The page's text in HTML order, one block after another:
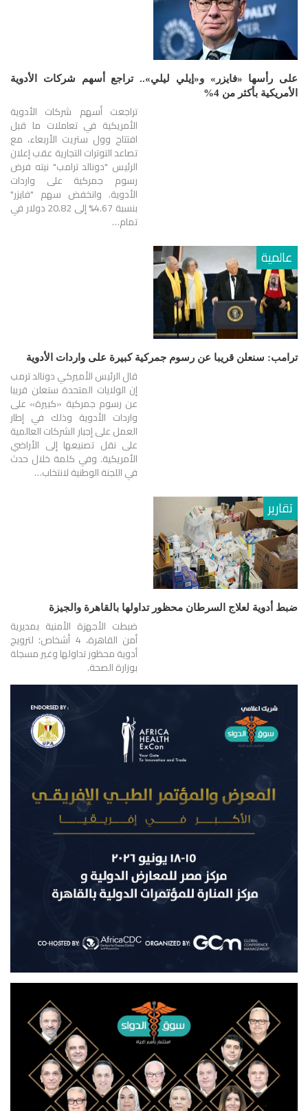
على رأسها «فايزر» و«إيلي ليلي».. تراجع أسهم شركات الأدوية
الأمريكية بأكثر من 4%
تراجعت أسهم شركات الأدوية
الأمريكية في تعاملات ما قبل
افتتاح وول ستريت الأربعاء، مع
تصاعد التوترات التجارية عقب إعلان
الرئيس "دونالد ترامب" نيته فرض
رسوم جمركية على واردات
الأدوية. وانخفض سهم "فايزر"
بنسبة 4.67% إلى 20.82 دولار في
تمام…
عالمية
ترامب: سنعلن قريبا عن رسوم جمركية كبيرة على واردات الأدوية
قال الرئيس الأميركي دونالد ترمب
إن الولايات المتحدة ستعلن قريبا
عن رسوم جمركية «كبيرة» على
واردات الأدوية وذلك في إطار
العمل على إجبار الشركات العالمية
على نقل تصنيعها إلى الأراضي
الأمريكية. وفي كلمة خلال حدث
في اللجنة الوطنية لانتخاب…
تقارير
ضبط أدوية لعلاج السرطان محظور تداولها بالقاهرة والجيزة
ضبطت الأجهزة الأمنية بمديرية
أمن القاهرة، 4 أشخاص؛ لترويج
أدوية محظور تداولها وغير مسجلة
بوزارة الصحة.